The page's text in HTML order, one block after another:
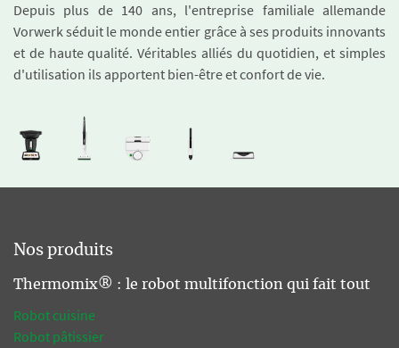
Depuis plus de 140 ans, l'entreprise familiale allemande
Vorwerk séduit le monde entier grâce à ses produits innovants
et de haute qualité. Véritables alliés du quotidien, et simples
d'utilisation ils apportent bien-être et confort de vie.
Nos produits
Thermomix® : le robot multifonction qui fait tout
Robot cuisine
Robot pâtissier